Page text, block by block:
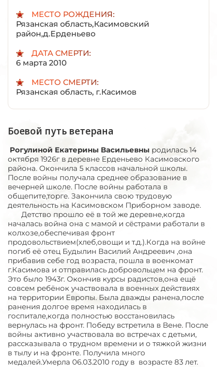
МЕСТО РОЖДЕНИЯ:
Рязанская область,Касимовский
район,д.Ерденьево
ДАТА СМЕРТИ:
6 марта 2010
МЕСТО СМЕРТИ:
Рязанская область, г.Касимов
Боевой путь ветерана
Рогулиной Екатерины Васильевны родилась 14
октября 1926г в деревне Ерденьево Касимовского
района. Окончила 5 классов начальной школы.
После войны получала среднее образование в
вечерней школе. После войны работала в
общепите,торге. Закончила свою трудовую
деятельность на Касимовском Приборном заводе.
Детство прошло её в той же деревне,когда
началась война она с мамой и сёстрами работали в
колхозе,обеспечивая фронт
продовольствием(хлеб,овощи и т.д.).Когда на войне
погиб её отец Будылин Василий Андреевич ,она
прибавив себе год возраста, пошла в военкомат
г.Касимова и отправилась добровольцем на фронт.
Это было 1943г. Окончив курсы радистов,она ещё
совсем ребёнок участвовала в военных действиях
на территории Европы. Была дважды ранена,после
ранения долгое время находилась в
госпитале,когда полностью восстановилась
вернулась на фронт. Победу встретила в Вене. После
войны активно участвовала во встречах с детьми,
рассказывала о трудном времени и о тяжкой жизни
в тылу и на фронте. Получила много
медалей.Умерла 06.03.2010 году в возрасте 83 лет.